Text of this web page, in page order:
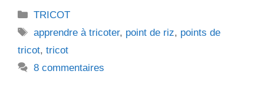
Catégories
TRICOT
Étiquettes
apprendre à tricoter, point de riz, points de
tricot, tricot
8 commentaires